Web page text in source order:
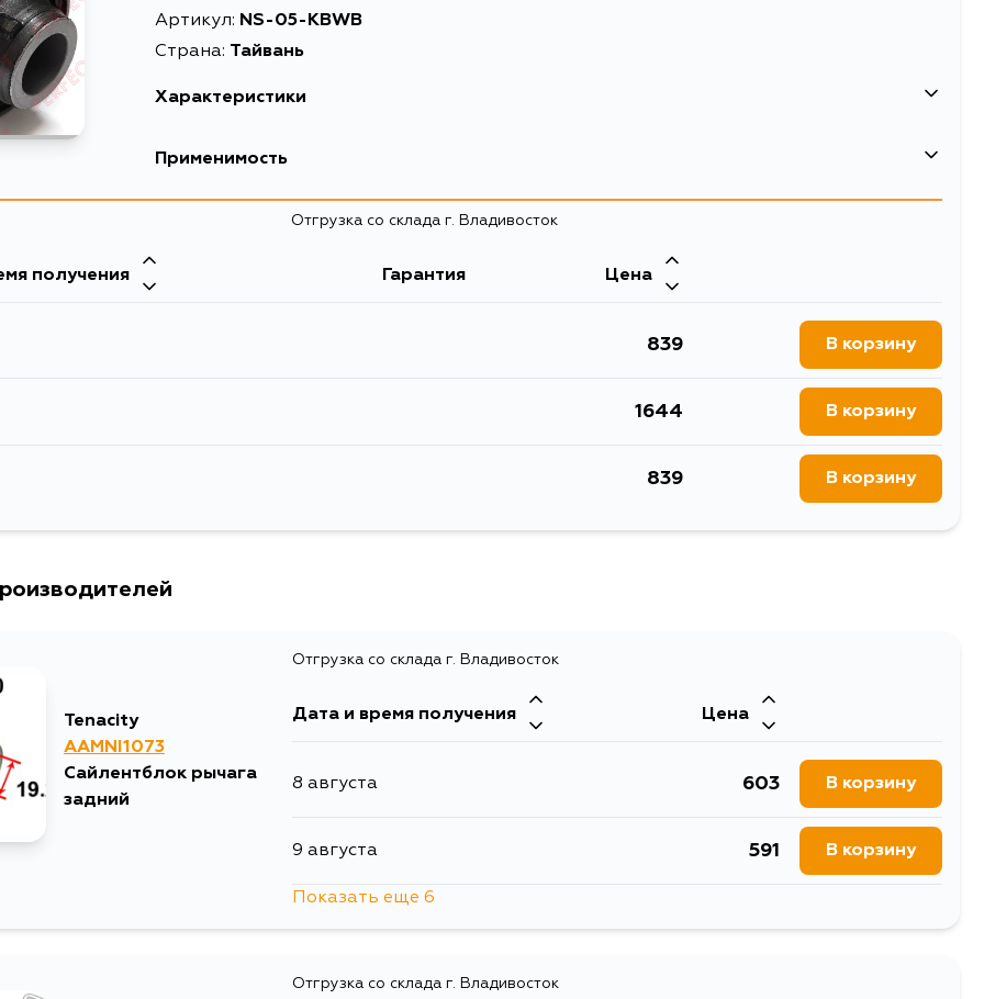
Артикул: NS-05-KBWB
Страна: Тайвань
Характеристики
Высота упаковки, мм
0.252
0.1
сайлентблоки рычагов подвески
Применимость
Двигатель
HR15DE, HR12DE
Отгрузка со склада г. Владивосток
получения Гарантия Цена
839 В корзину
1644 В корзину
839 В корзину
Tenacity
AAMNI1073
Сайлентблок рычага
задний
Отгрузка со склада г. Владивосток
Дата и время получения Цена
8 августа 603 В корзину
9 августа 591 В корзину
11 августа
Показать еще 6
Отгрузка со склада г. Владивосток